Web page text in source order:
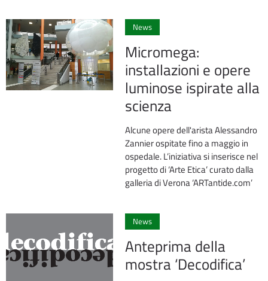
News
Micromega:
installazioni e opere
luminose ispirate alla
scienza
Alcune opere dell'arista Alessandro
Zannier ospitate fino a maggio in
ospedale. L’iniziativa si inserisce nel
progetto di ‘Arte Etica’ curato dalla
galleria di Verona ‘ARTantide.com’
News
Anteprima della
mostra ‘Decodifica’